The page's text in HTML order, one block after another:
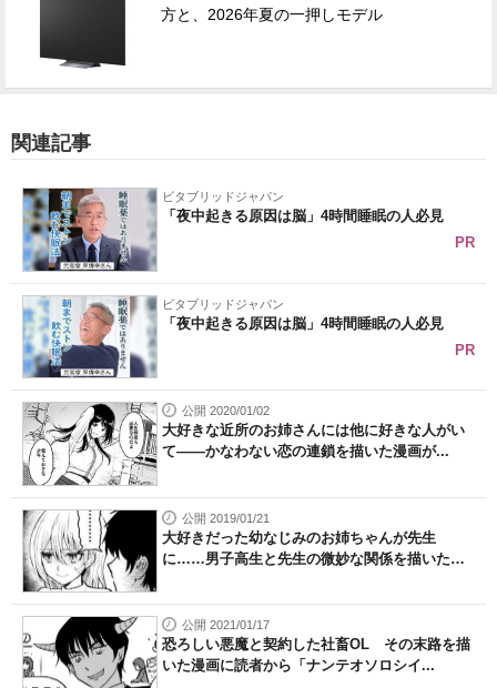
方と、2026年夏の一押しモデル
関連記事
ビタブリッドジャパン
「夜中起きる原因は脳」4時間睡眠の人必見
PR
ビタブリッドジャパン
「夜中起きる原因は脳」4時間睡眠の人必見
PR
公開 2020/01/02
大好きな近所のお姉さんには他に好きな人がい
て――かなわない恋の連鎖を描いた漫画が...
公開 2019/01/21
大好きだった幼なじみのお姉ちゃんが先生
に……男子高生と先生の微妙な関係を描いた
公開 2021/01/17
恐ろしい悪魔と契約した社畜OL その末路を描
いた漫画に読者から「ナンテオソロシイ...